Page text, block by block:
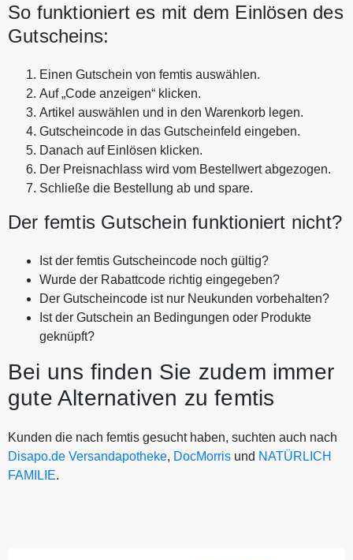
So funktioniert es mit dem Einlösen des
Gutscheins:
Einen Gutschein von femtis auswählen.
Auf „Code anzeigen“ klicken.
Artikel auswählen und in den Warenkorb legen.
Gutscheincode in das Gutscheinfeld eingeben.
Danach auf Einlösen klicken.
Der Preisnachlass wird vom Bestellwert abgezogen.
Schließe die Bestellung ab und spare.
Der femtis Gutschein funktioniert nicht?
Ist der femtis Gutscheincode noch gültig?
Wurde der Rabattcode richtig eingegeben?
Der Gutscheincode ist nur Neukunden vorbehalten?
Ist der Gutschein an Bedingungen oder Produkte
geknüpft?
Bei uns finden Sie zudem immer
gute Alternativen zu femtis
Kunden die nach femtis gesucht haben, suchten auch nach
Disapo.de Versandapotheke, DocMorris und NATÜRLICH
FAMILIE.